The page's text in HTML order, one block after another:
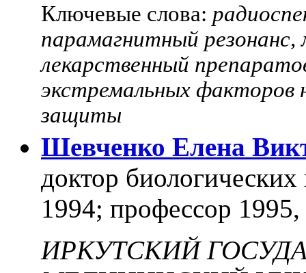
Ключевые слова:
парамагнитный резонанс,
лекарственный
экстремальных факторов
защиты
Шевченко Елена
доктор
1994; профессор
ИРКУТСКИЙ